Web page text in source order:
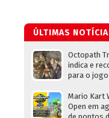
ÚLTIMAS
Octopath
indica e
para o jogo
Mario Kart
Open em